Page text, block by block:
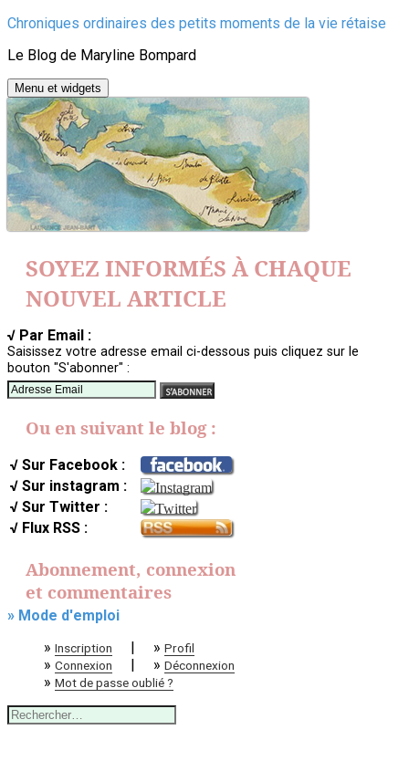
Aller
contenu
Chroniques ordinaires des petits moments de la vie rétaise
Le Blog de Maryline Bompard
Menu et widgets
SOYEZ INFORMÉS À CHAQUE
NOUVEL ARTICLE
√ Par Email :
Saisissez votre adresse email ci-dessous puis cliquez sur le
bouton "S'abonner" :
Ou en suivant le blog :
√ Sur Facebook :
√ Sur instagram :
√ Sur Twitter :
√ Flux RSS :
Abonnement, connexion
et commentaires
» Mode d'emploi
» Inscription | » Profil
» Connexion | » Déconnexion
» Mot de passe oublié ?
Rechercher :